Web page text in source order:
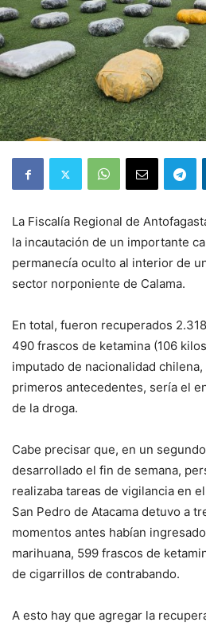
La Fiscalía Regional de
la incautación de un importante
permanecía oculto al interior de
sector norponiente de Calama.
En total, fueron recuperados
490 frascos de ketamina (106
imputado de nacionalidad
primeros antecedentes, sería el
de la droga.
Cabe precisar que, en un
desarrollado el fin de semana,
realizaba tareas de vigilancia en
San Pedro de Atacama detuvo a
momentos antes habían
marihuana, 599 frascos de
de cigarrillos de contrabando.
A esto hay que agregar la